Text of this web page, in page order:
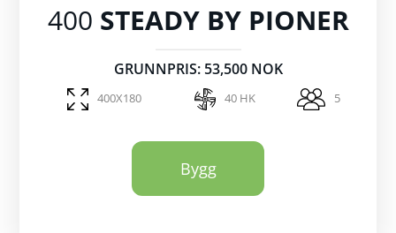
400 STEADY BY PIONER
GRUNNPRIS: 53,500 NOK
400X180 40 HK 5
Bygg